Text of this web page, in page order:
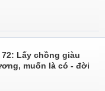
Lấy chồng giàu
muốn là có - đời